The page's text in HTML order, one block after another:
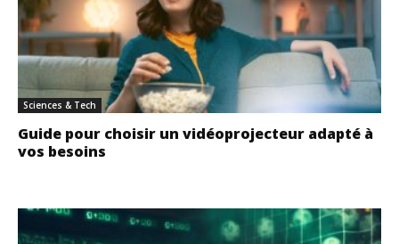
Sciences & Tech
Guide pour choisir un vidéoprojecteur adapté à
vos besoins